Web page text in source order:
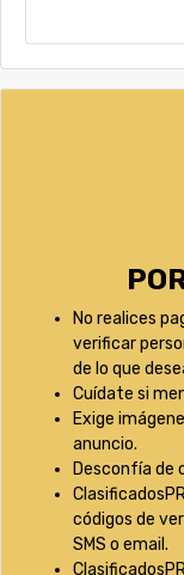
No realices
verificar
de lo que
Cuídate si
Exige
anuncio.
Desconfía de
códigos de
SMS o email.